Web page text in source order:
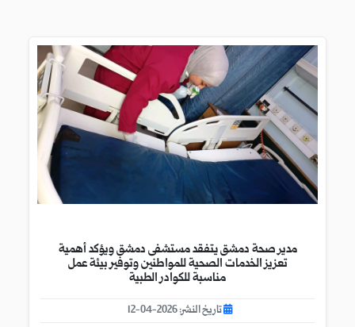
مدير صحة دمشق يتفقد مستشفى دمشق ويؤكد أهمية
تعزيز الخدمات الصحية للمواطنين وتوفير بيئة عمل
مناسبة للكوادر الطبية
تاريخ النشر: 2026-04-12